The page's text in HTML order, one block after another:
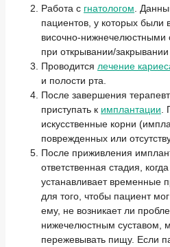
Работа с гнатологом .
пациентов, у которых
височно-нижнечелюстными
при открывании/закрывании
Проводится лечение
и полости рта.
После завершения
приступать к имплантации
искусственные корни
поврежденных или
После приживления
ответственная стадия,
устанавливает временные
для того, чтобы пациент
ему, не возникает ли
нижечелюстным суставом,
пережевывать пищу. Если